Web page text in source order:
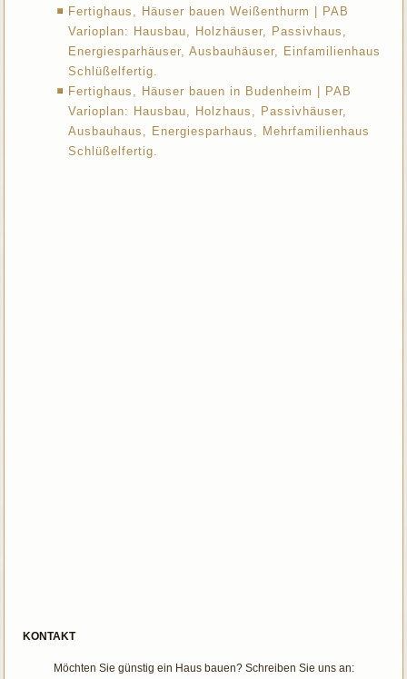
Fertighaus, Häuser bauen Weißenthurm | PAB
Varioplan: Hausbau, Holzhäuser, Passivhaus,
Energiesparhäuser, Ausbauhäuser, Einfamilienhaus
Schlüßelfertig.
Fertighaus, Häuser bauen in Budenheim | PAB
Varioplan: Hausbau, Holzhaus, Passivhäuser,
Ausbauhaus, Energiesparhaus, Mehrfamilienhaus
Schlüßelfertig.
KONTAKT
Möchten Sie günstig ein Haus bauen? Schreiben Sie uns an: